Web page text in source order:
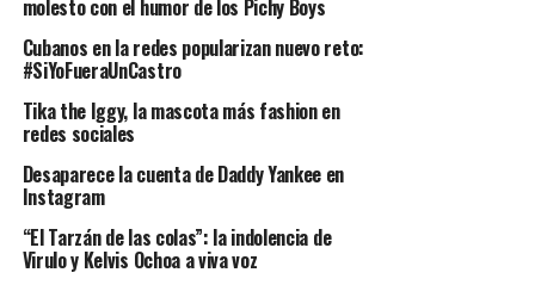
molesto con el humor de los Pichy Boys
Cubanos en la redes popularizan nuevo reto:
#SiYoFueraUnCastro
Tika the Iggy, la mascota más fashion en
redes sociales
Desaparece la cuenta de Daddy Yankee en
Instagram
“El Tarzán de las colas”: la indolencia de
Virulo y Kelvis Ochoa a viva voz